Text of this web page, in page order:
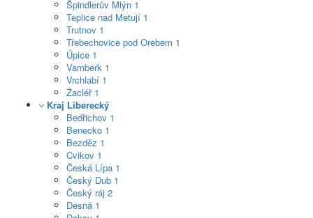
Špindlerův Mlýn 1
Teplice nad Metují 1
Trutnov 1
Třebechovice pod Orebem 1
Úpice 1
Vamberk 1
Vrchlabí 1
Žacléř 1
Kraj Liberecký
Bedřichov 1
Benecko 1
Bezděz 1
Cvikov 1
Česká Lípa 1
Český Dub 1
Český ráj 2
Desná 1